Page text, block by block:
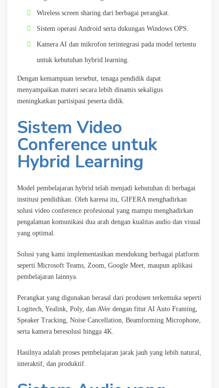
Wireless screen sharing dari berbagai perangkat.
Sistem operasi Android serta dukungan Windows OPS.
Kamera AI dan mikrofon terintegrasi pada model tertentu
untuk kebutuhan hybrid learning.
Dengan kemampuan tersebut, tenaga pendidik dapat
menyampaikan materi secara lebih dinamis sekaligus
meningkatkan partisipasi peserta didik.
Sistem Video
Conference untuk
Hybrid Learning
Model pembelajaran hybrid telah menjadi kebutuhan di berbagai
institusi pendidikan. Oleh karena itu, GIFERA menghadirkan
solusi video conference profesional yang mampu menghadirkan
pengalaman komunikasi dua arah dengan kualitas audio dan visual
yang optimal.
Solusi yang kami implementasikan mendukung berbagai platform
seperti Microsoft Teams, Zoom, Google Meet, maupun aplikasi
pembelajaran lainnya.
Perangkat yang digunakan berasal dari produsen terkemuka seperti
Logitech, Yealink, Poly, dan AVer dengan fitur AI Auto Framing,
Speaker Tracking, Noise Cancellation, Beamforming Microphone,
serta kamera beresolusi hingga 4K.
Hasilnya adalah proses pembelajaran jarak jauh yang lebih natural,
interaktif, dan produktif.